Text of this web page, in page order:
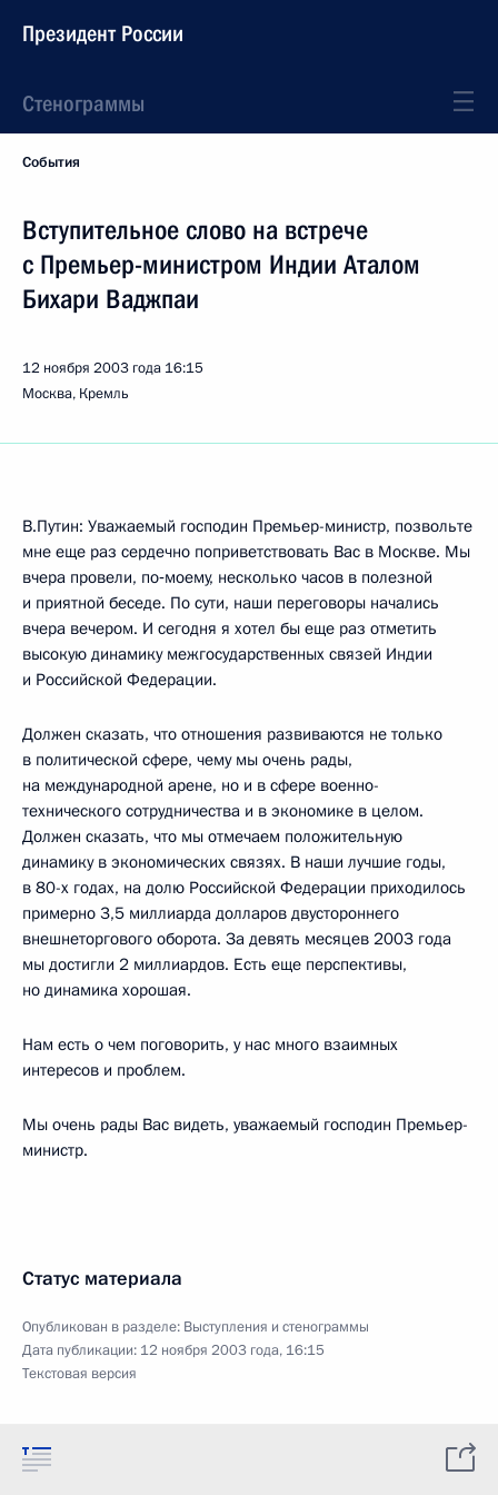
Президент России
Стенограммы
События
Вступительное слово на встрече
с Премьер-министром Индии Аталом
Бихари Ваджпаи
12 ноября 2003 года 16:15
Москва, Кремль
В.Путин: Уважаемый господин Премьер-министр, позвольте
мне еще раз сердечно поприветствовать Вас в Москве. Мы
вчера провели, по‑моему, несколько часов в полезной
и приятной беседе. По сути, наши переговоры начались
вчера вечером. И сегодня я хотел бы еще раз отметить
высокую динамику межгосударственных связей Индии
и Российской Федерации.
Должен сказать, что отношения развиваются не только
в политической сфере, чему мы очень рады,
на международной арене, но и в сфере военно-
технического сотрудничества и в экономике в целом.
Должен сказать, что мы отмечаем положительную
динамику в экономических связях. В наши лучшие годы,
в 80-х годах, на долю Российской Федерации приходилось
примерно 3,5 миллиарда долларов двустороннего
внешнеторгового оборота. За девять месяцев 2003 года
мы достигли 2 миллиардов. Есть еще перспективы,
но динамика хорошая.
Нам есть о чем поговорить, у нас много взаимных
интересов и проблем.
Мы очень рады Вас видеть, уважаемый господин Премьер-
министр.
Статус материала
Опубликован в разделе: Выступления и стенограммы
Дата публикации: 12 ноября 2003 года, 16:15
Текстовая версия